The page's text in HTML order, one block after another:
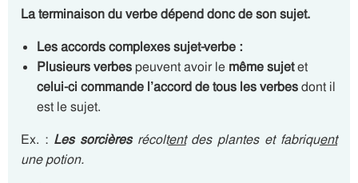
La terminaison du verbe dépend donc de son sujet.
Les accords complexes sujet-verbe :
Plusieurs verbespeuvent avoir le même sujetet
celui-ci commande l’accord de tous les verbesdont il
est le sujet.
Ex. : Les sorcièresrécoltentdes plantes et fabriquent
une potion.